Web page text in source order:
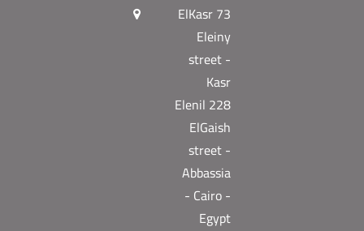
73 ElKasr
Eleiny
street -
Kasr
Elenil 228
ElGaish
street -
Abbassia
- Cairo -
Egypt